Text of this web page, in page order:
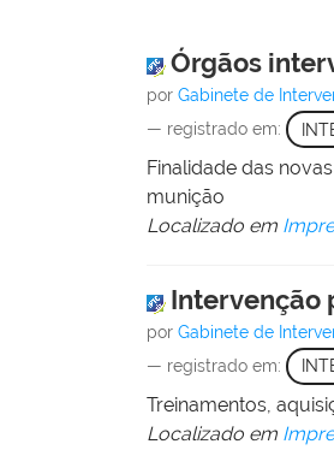
Órgãos
por Gabinete de
— registrado em:
Finalidade das
munição
Localizado em
Intervenção
por Gabinete de
— registrado em:
Treinamentos,
Localizado em